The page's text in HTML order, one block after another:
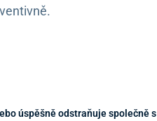
úspěšně odstraňuje společně s